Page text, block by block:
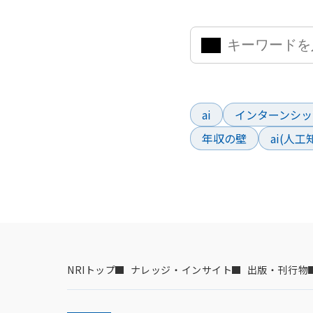
ai
インターンシ
年収の壁
ai(人工
NRIトップ ナレッジ・インサイト 出版・刊行物